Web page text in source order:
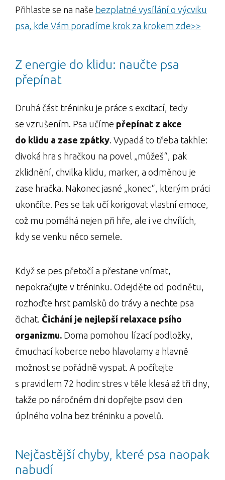
Přihlaste se na naše bezplatné vysílání o výcviku
psa, kde Vám poradíme krok za krokem zde>>
Z energie do klidu: naučte psa
přepínat
Druhá část tréninku je práce s excitací, tedy
se vzrušením. Psa učíme přepínat z akce
do klidu a zase zpátky. Vypadá to třeba takhle:
divoká hra s hračkou na povel „můžeš“, pak
zklidnění, chvilka klidu, marker, a odměnou je
zase hračka. Nakonec jasné „konec“, kterým práci
ukončíte. Pes se tak učí korigovat vlastní emoce,
což mu pomáhá nejen při hře, ale i ve chvílích,
kdy se venku něco semele.
Když se pes přetočí a přestane vnímat,
nepokračujte v tréninku. Odejděte od podnětu,
rozhoďte hrst pamlsků do trávy a nechte psa
čichat. Čichání je nejlepší relaxace psího
organizmu. Doma pomohou lízací podložky,
čmuchací koberce nebo hlavolamy a hlavně
možnost se pořádně vyspat. A počítejte
s pravidlem 72 hodin: stres v těle klesá až tři dny,
takže po náročném dni dopřejte psovi den
úplného volna bez tréninku a povelů.
Nejčastější chyby, které psa naopak
nabudí